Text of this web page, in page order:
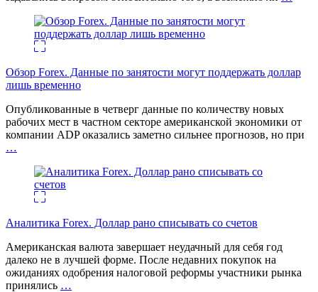
Обзор Forex. Данные по занятости могут поддержать доллар
лишь временно
Опубликованные в четверг данные по количеству новых
рабочих мест в частном секторе американской экономики от
компании ADP оказались заметно сильнее прогнозов, но при
…
Аналитика Forex. Доллар рано списывать со счетов
Американская валюта завершает неудачный для себя год
далеко не в лучшей форме. После недавних покупок на
ожиданиях одобрения налоговой реформы участники рынка
принялись …